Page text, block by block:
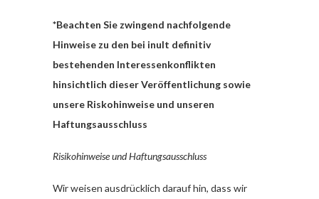
*Beachten Sie zwingend nachfolgende
Hinweise zu den bei inult definitiv
bestehenden Interessenkonflikten
hinsichtlich dieser Veröffentlichung sowie
unsere Riskohinweise und unseren
Haftungsausschluss
Risikohinweise und Haftungsausschluss
Wir weisen ausdrücklich darauf hin, dass wir